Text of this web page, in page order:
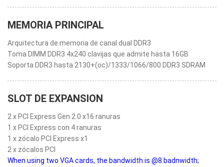
MEMORIA PRINCIPAL
Arquitectura de memoria de canal dual DDR3
Toma DIMM DDR3 4x240 clavijas que admite hasta 16GB
Soporta DDR3 hasta 2130+(oc)/1333/1066/800 DDR3 SDRAM
SLOT DE EXPANSION
2 x PCI Express Gen 2.0 x16 ranuras
1 x PCI Express con 4 ranuras
1 x zócalo PCI Express x1
2 x zócalos PCI
When using two VGA cards, the bandwidth is @8 badnwidth;